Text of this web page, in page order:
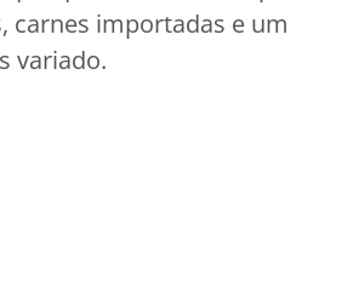
carnes importadas e um
variado.